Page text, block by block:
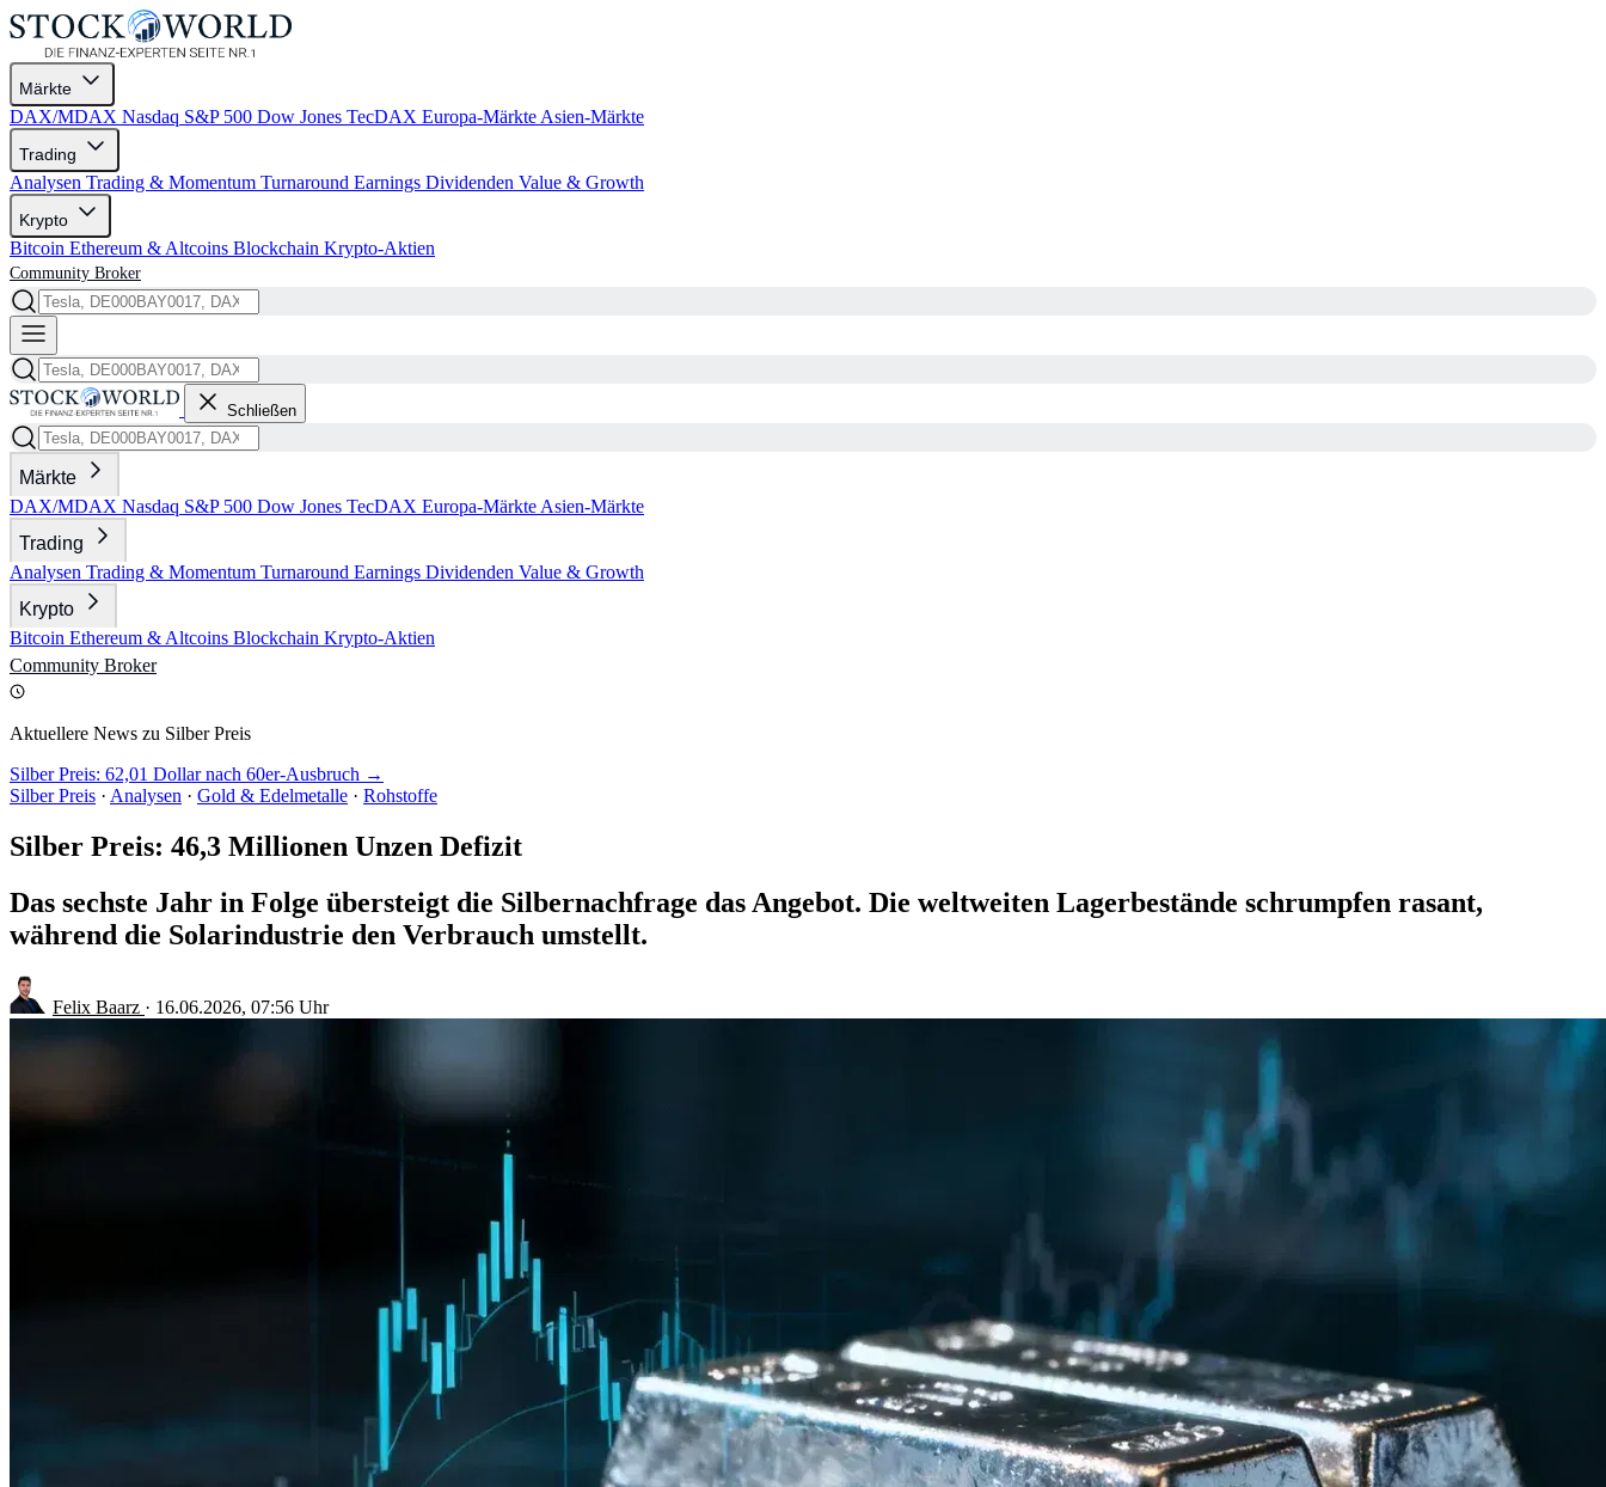
Märkte
DAX/MDAX Nasdaq S&P 500 Dow Jones TecDAX Europa-Märkte Asien-Märkte
Trading
Analysen Trading & Momentum Turnaround Earnings Dividenden Value & Growth
Krypto
Bitcoin Ethereum & Altcoins Blockchain Krypto-Aktien
Community Broker
Schließen
Märkte
DAX/MDAX Nasdaq S&P 500 Dow Jones TecDAX Europa-Märkte Asien-Märkte
Trading
Analysen Trading & Momentum Turnaround Earnings Dividenden Value & Growth
Krypto
Bitcoin Ethereum & Altcoins Blockchain Krypto-Aktien
Community Broker
Aktuellere News zu Silber Preis
Silber Preis: 62,01 Dollar nach 60er-Ausbruch →
Silber Preis · Analysen · Gold & Edelmetalle · Rohstoffe
Silber Preis: 46,3 Millionen Unzen Defizit
Das sechste Jahr in Folge übersteigt die Silbernachfrage das Angebot. Die weltweiten Lagerbestände schrumpfen rasant,
während die Solarindustrie den Verbrauch umstellt.
Felix Baarz · 16.06.2026, 07:56 Uhr